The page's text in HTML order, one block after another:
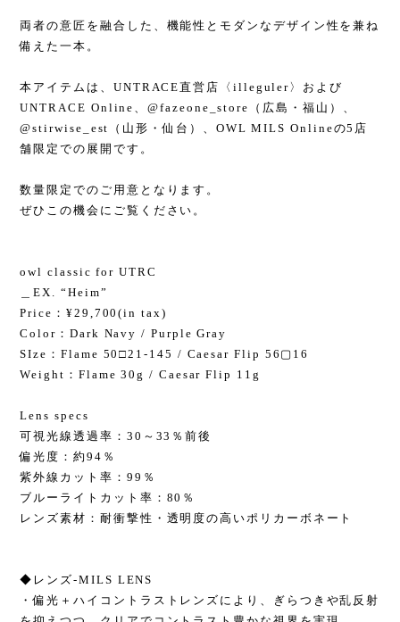
両者の意匠を融合した、機能性とモダンなデザイン性を兼ね
備えた一本。
本アイテムは、UNTRACE直営店〈illeguler〉および
UNTRACE Online、@fazeone_store（広島・福山）、
@stirwise_est（山形・仙台）、OWL MILS Onlineの5店
舗限定での展開です。
数量限定でのご用意となります。
ぜひこの機会にご覧ください。
owl classic for UTRC
＿EX. “Heim”
Price：¥29,700(in tax)
Color：Dark Navy / Purple Gray
SIze：Flame 50□21-145 / Caesar Flip 56▢16
Weight：Flame 30g / Caesar Flip 11g
Lens specs
可視光線透過率：30～33％前後
偏光度：約94％
紫外線カット率：99％
ブルーライトカット率：80％
レンズ素材：耐衝撃性・透明度の高いポリカーボネート
◆レンズ-MILS LENS
・偏光＋ハイコントラストレンズにより、ぎらつきや乱反射